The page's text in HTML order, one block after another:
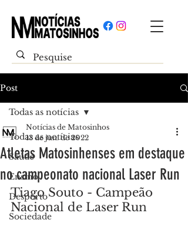
Post
Todas as notícias
Saúde
Ensino
Desporto
Sociedade
Todas as notícias
Atletas Matosinhenses em destaque
no campeonato nacional Laser Run
Notícias de Matosinhos
13 de jun. de 2022
Tiago Souto - Campeão
Nacional de Laser Run